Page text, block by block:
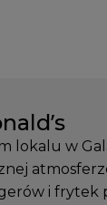
lokalu w
i frytek